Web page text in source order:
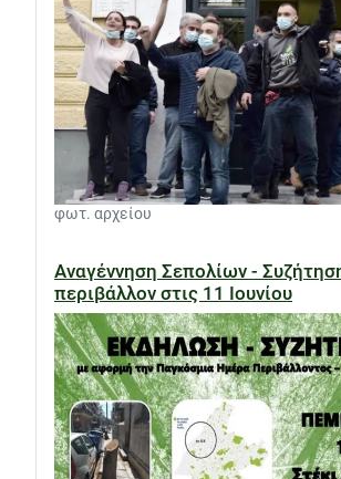
φωτ. αρχείου
Αναγέννηση Σεπολίων -
περιβάλλον στις 11 Ιουνίου